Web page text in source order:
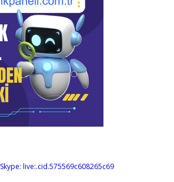
Skype: live:.cid.575569c608265c69